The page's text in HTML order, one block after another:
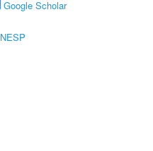
Google Scholar